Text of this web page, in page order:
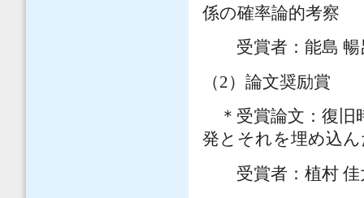
係の確率論的考察
受賞者：能島 暢
（2）論文奨励賞
＊受賞論文：復旧
発とそれを埋め込
受賞者：植村 佳